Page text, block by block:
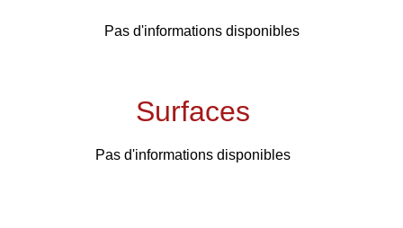
Pas d'informations disponibles
Surfaces
Pas d'informations disponibles